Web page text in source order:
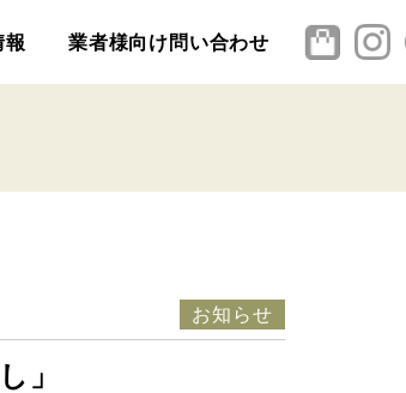
報 業者様向け問い合わせ
お知らせ
」